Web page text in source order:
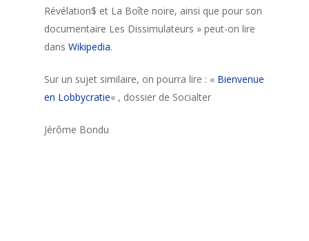
Révélation$ et La Boîte noire, ainsi que pour son
documentaire Les Dissimulateurs » peut-on lire
dans Wikipedia.
Sur un sujet similaire, on pourra lire : « Bienvenue
en Lobbycratie« , dossier de Socialter
Jérôme Bondu